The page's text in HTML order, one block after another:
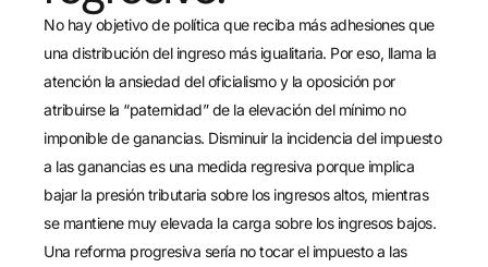
No hay objetivo de política que reciba más adhesiones que
una distribución del ingreso más igualitaria. Por eso, llama la
atención la ansiedad del oficialismo y la oposición por
atribuirse la “paternidad” de la elevación del mínimo no
imponible de ganancias. Disminuir la incidencia del impuesto
a las ganancias es una medida regresiva porque implica
bajar la presión tributaria sobre los ingresos altos, mientras
se mantiene muy elevada la carga sobre los ingresos bajos.
Una reforma progresiva sería no tocar el impuesto a las